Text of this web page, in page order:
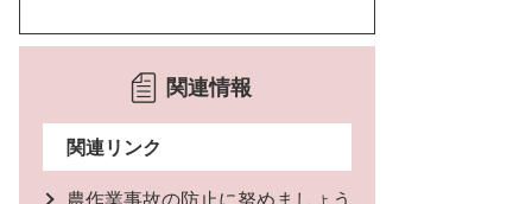
関連情報
関連リンク
農作業事故の防止に努めましょう